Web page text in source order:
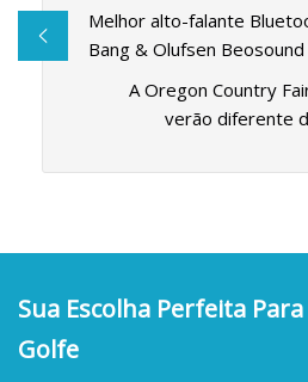
Melhor alto-falante
Bang & Olufsen
A Oregon Country
verão diferente
Sua Escolha Perfeita
Golfe